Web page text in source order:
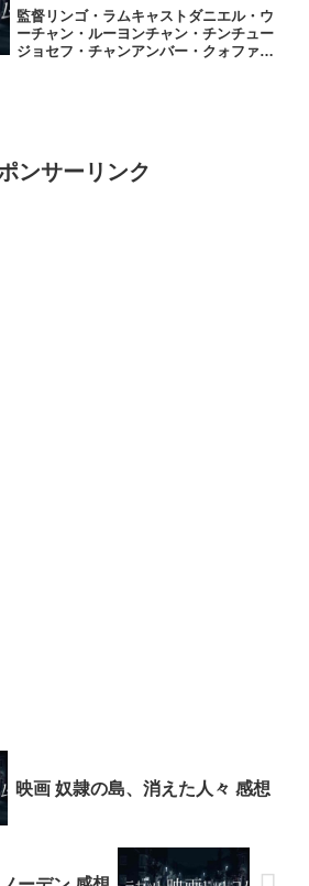
監督リンゴ・ラムキャストダニエル・ウ
ーチャン・ルーヨンチャン・チンチュー
ジョセフ・チャンアンバー・クォファ
ンサーリンク
映画 奴隷の島、消えた人々 感想